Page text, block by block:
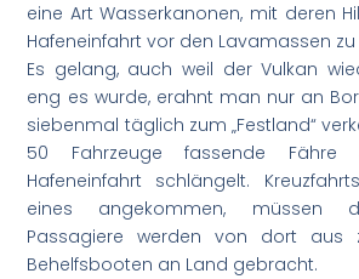
eine Art Wasserkanonen, mit deren
Hafeneinfahrt vor den Lavamassen zu
Es gelang, auch weil der Vulkan
eng es wurde, erahnt man nur an
siebenmal täglich zum „Festland“
50 Fahrzeuge fassende
Hafeneinfahrt schlängelt.
eines angekommen, müssen
Passagiere werden von dort aus
Behelfsbooten an Land gebracht.